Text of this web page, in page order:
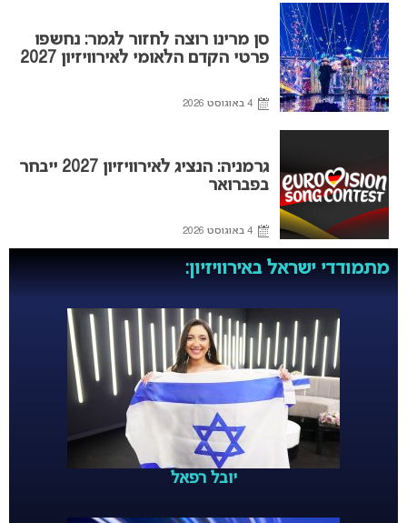
סן מרינו רוצה לחזור לגמר: נחשפו
פרטי הקדם הלאומי לאירוויזיון 2027
4 באוגוסט 2026
גרמניה: הנציג לאירוויזיון 2027 ייבחר
בפברואר
4 באוגוסט 2026
מתמודדי ישראל באירוויזיון:
יובל רפאל